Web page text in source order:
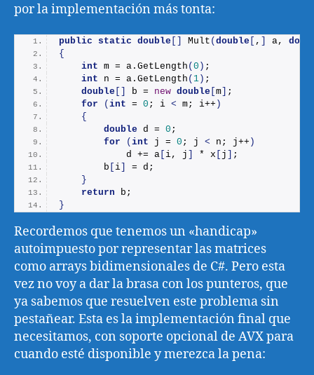
por la implementación más tonta:
public static double [] Mult (double [ , ] a,
{
int m = a. GetLength (0 ) ;
int n = a. GetLength ( 1) ;
double [] b = new double [m] ;
for
(int = 0 ; i < m; i++ )
{
double d = 0 ;
for
(int j = 0 ; j < n; j++ )
            d += a
[ i, j ] * x [ j ] ;
        b
[ i]
= d;
}
return b;
}
Recordemos que tenemos un «handicap»
autoimpuesto por representar las matrices
como arrays bidimensionales de C#. Pero esta
vez no voy a dar la brasa con los punteros, que
ya sabemos que resuelven este problema sin
pestañear. Esta es la implementación final que
necesitamos, con soporte opcional de AVX para
cuando esté disponible y merezca la pena: